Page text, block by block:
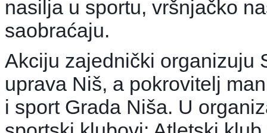
nasilja u sportu, vršnjačko
saobraćaju.
Akciju zajednički organizuju
uprava Niš, a pokrovitelj
i sport Grada Niša. U